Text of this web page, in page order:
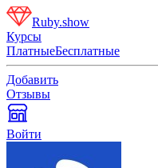
Ruby.show
Курсы
ПлатныеБесплатные
Добавить
Отзывы
Войти